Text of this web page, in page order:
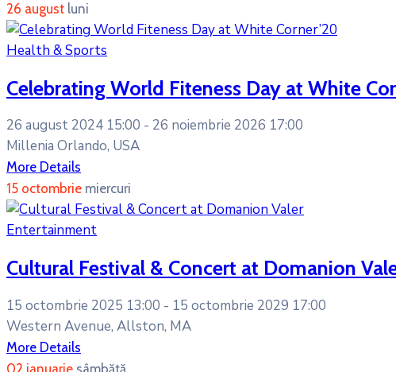
26 august luni
Health & Sports
Celebrating World Fiteness Day at White
26 august 2024 15:00 - 26 noiembrie 2026 17:00
Millenia Orlando, USA
More Details
15 octombrie miercuri
Entertainment
Cultural Festival & Concert at Domanion
15 octombrie 2025 13:00 - 15 octombrie 2029 17:00
Western Avenue, Allston, MA
More Details
02 ianuarie sâmbătă